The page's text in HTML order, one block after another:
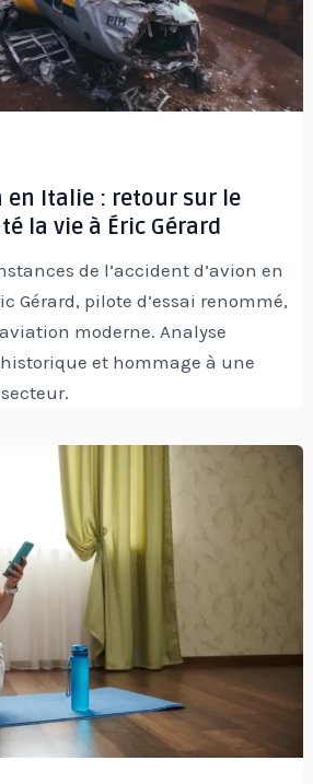
en Italie : retour sur le
la vie à Éric Gérard
de l’accident d’avion en
Gérard, pilote d’essai renommé,
moderne. Analyse
et hommage à une